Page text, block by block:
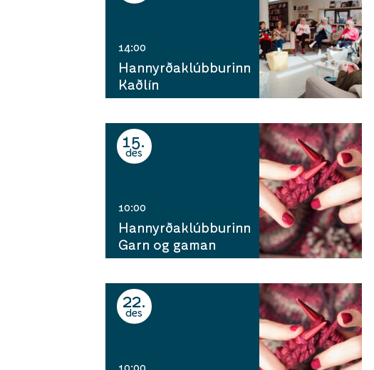
14:00
Hannyrðaklúbburinn
Kaðlín
15
des
10:00
Hannyrðaklúbburinn
Garn og gaman
22
des
10:00